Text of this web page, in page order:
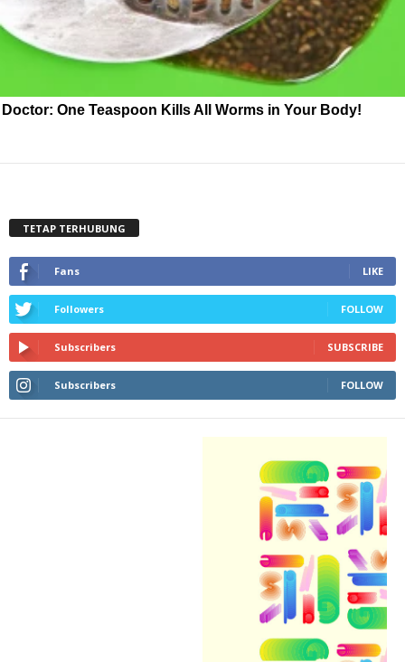
Doctor: One Teaspoon Kills All Worms in Your Body!
TETAP TERHUBUNG
Fans LIKE
Followers FOLLOW
Subscribers SUBSCRIBE
Subscribers FOLLOW